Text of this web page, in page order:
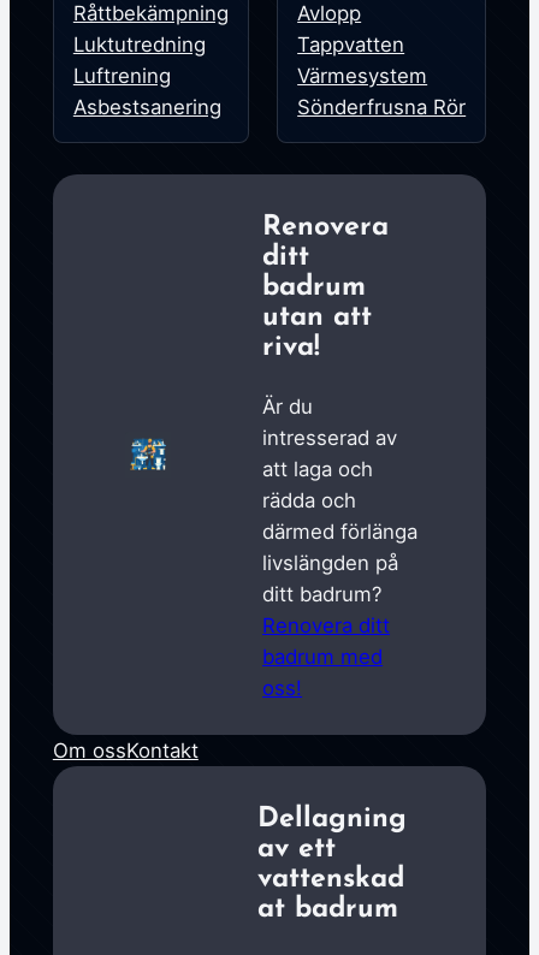
Råttbekämpning
Luktutredning
Luftrening
Asbestsanering
Avlopp
Tappvatten
Värmesystem
Sönderfrusna Rör
Renovera
ditt
badrum
utan att
riva!
Är du
intresserad av
att laga och
rädda och
därmed förlänga
livslängden på
ditt badrum?
Renovera ditt
badrum med
oss!
Om ossKontakt
Dellagning
av ett
vattenskad
at badrum